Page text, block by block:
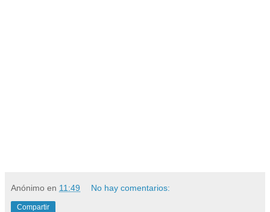
Anónimo en 11:49 No hay comentarios:
Compartir